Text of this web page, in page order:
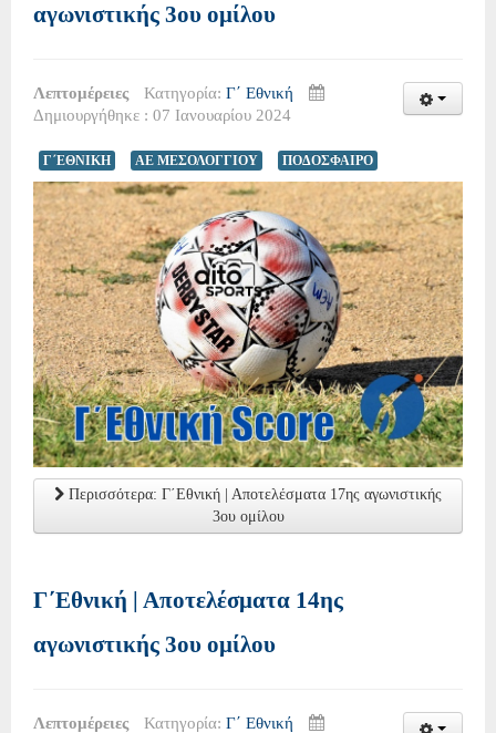
αγωνιστικής 3ου ομίλου
Λεπτομέρειες Κατηγορία: Γ΄ Εθνική
Δημιουργήθηκε : 07 Ιανουαρίου 2024
Γ΄ΕΘΝΙΚΗ ΑΕ ΜΕΣΟΛΟΓΓΙΟΥ ΠΟΔΟΣΦΑΙΡΟ
Περισσότερα: Γ΄Εθνική | Αποτελέσματα 17ης αγωνιστικής
3ου ομίλου
Γ΄Εθνική | Αποτελέσματα 14ης
αγωνιστικής 3ου ομίλου
Λεπτομέρειες Κατηγορία: Γ΄ Εθνική